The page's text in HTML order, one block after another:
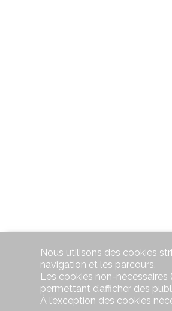
Nous utilisons des cookies
navigation et les parcours.
Les cookies non-
permettant d’afficher des
À l’exception des cookies